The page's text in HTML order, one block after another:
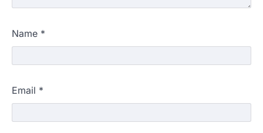
Name *
Email *